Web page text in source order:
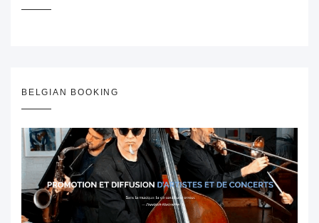
BELGIAN BOOKING